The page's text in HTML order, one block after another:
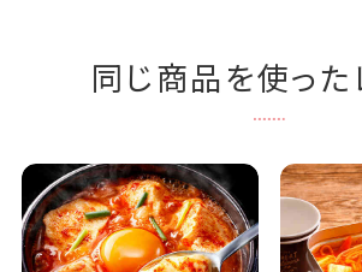
同じ商品を使った